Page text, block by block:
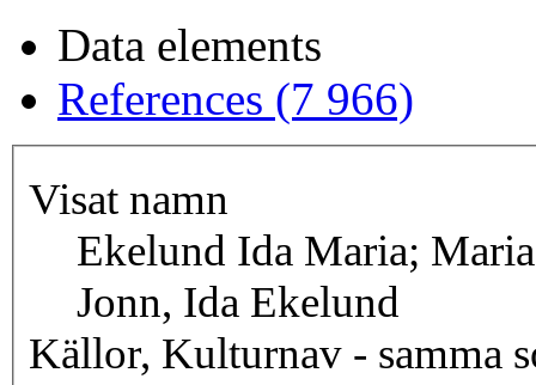
Data elements
References (7 966)
Visat namn
Ekelund Ida Maria;
Jonn, Ida Ekelund
Källor, Kulturnav - samma